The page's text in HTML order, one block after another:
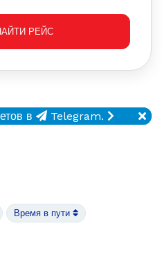
в Telegram.
Время в пути